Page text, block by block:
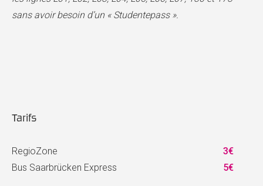
sans avoir besoin d’un « Studentepass ».
Tarifs
RegioZone
3€
Bus Saarbrücken Express
5€